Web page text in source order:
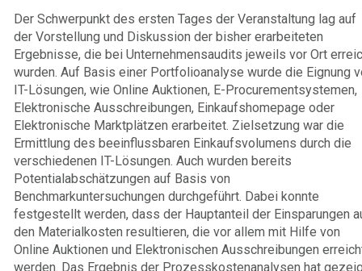
Der Schwerpunkt des ersten Tages der Veranstaltung lag auf
der Vorstellung und Diskussion der bisher erarbeiteten
Ergebnisse, die bei Unternehmensaudits jeweils vor Ort
wurden. Auf Basis einer Portfolioanalyse wurde die Eignung
IT-Lösungen, wie Online Auktionen, E-Procurementsystemen,
Elektronische Ausschreibungen, Einkaufshomepage oder
Elektronische Marktplätzen erarbeitet. Zielsetzung war die
Ermittlung des beeinflussbaren Einkaufsvolumens durch die
verschiedenen IT-Lösungen. Auch wurden bereits
Potentialabschätzungen auf Basis von
Benchmarkuntersuchungen durchgeführt. Dabei konnte
festgestellt werden, dass der Hauptanteil der Einsparungen
den Materialkosten resultieren, die vor allem mit Hilfe von
Online Auktionen und Elektronischen Ausschreibungen
werden. Das Ergebnis der Prozesskostenanalysen hat